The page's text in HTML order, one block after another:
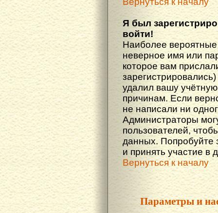
Я был
войти!
Наиболее
неверное имя или
которое вам
удалил вашу
причинам. Если
не написали ни
Администраторы
пользователей,
данных. Попробуйте
и принять участие в
Вернуться к началу
Параметры и